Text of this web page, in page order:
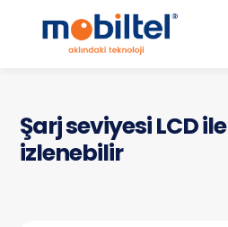
Şarj seviyesi LCD ile
izlenebilir